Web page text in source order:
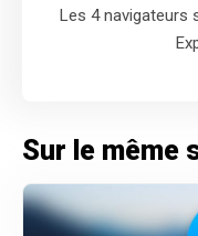
Les 4 navigateurs
Sur le même